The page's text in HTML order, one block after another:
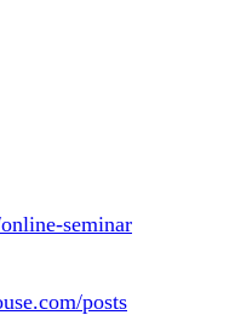
seminar
posts